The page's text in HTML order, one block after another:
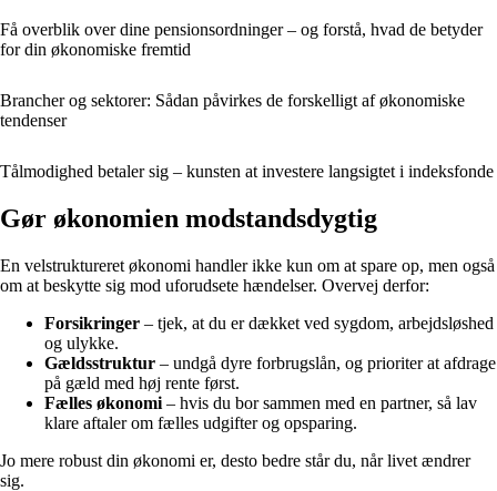
Få overblik over dine pensionsordninger – og forstå, hvad de betyder
for din økonomiske fremtid
Brancher og sektorer: Sådan påvirkes de forskelligt af økonomiske
tendenser
Tålmodighed betaler sig – kunsten at investere langsigtet i indeksfonde
Gør økonomien modstandsdygtig
En velstruktureret økonomi handler ikke kun om at spare op, men også
om at beskytte sig mod uforudsete hændelser. Overvej derfor:
Forsikringer – tjek, at du er dækket ved sygdom, arbejdsløshed
og ulykke.
Gældsstruktur – undgå dyre forbrugslån, og prioriter at afdrage
på gæld med høj rente først.
Fælles økonomi – hvis du bor sammen med en partner, så lav
klare aftaler om fælles udgifter og opsparing.
Jo mere robust din økonomi er, desto bedre står du, når livet ændrer
sig.